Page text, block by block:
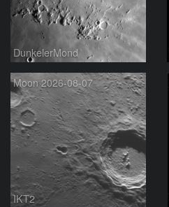
DunkelerMond
Moon 2026-08-07
IKT2